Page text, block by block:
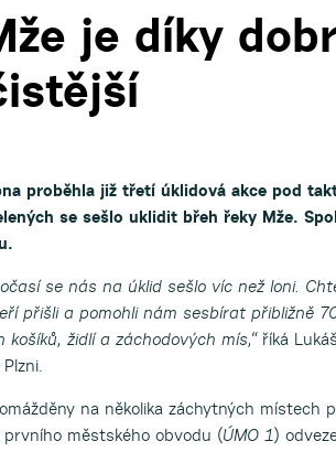
je díky
proběhla již třetí úklidová akce pod
se sešlo uklidit břeh řeky Mže.
se nás na úklid sešlo víc než loni.
přišli a pomohli nám sesbírat přibližně
košíků, židlí a záchodových mís,“říká
na několika záchytných místech
městského obvodu (ÚMO 1)